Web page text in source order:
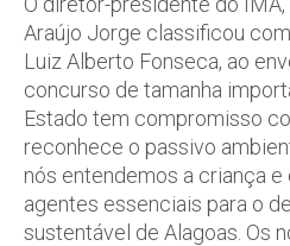
Araújo Jorge classificou
Luiz Alberto Fonseca, ao
concurso de tamanha
Estado tem compromisso
reconhece o passivo
nós entendemos a criança
agentes essenciais para o
sustentável de Alagoas. Os